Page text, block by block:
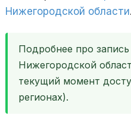
Нижегородской области.
Подробнее про
Нижегородской
текущий момент
регионах).